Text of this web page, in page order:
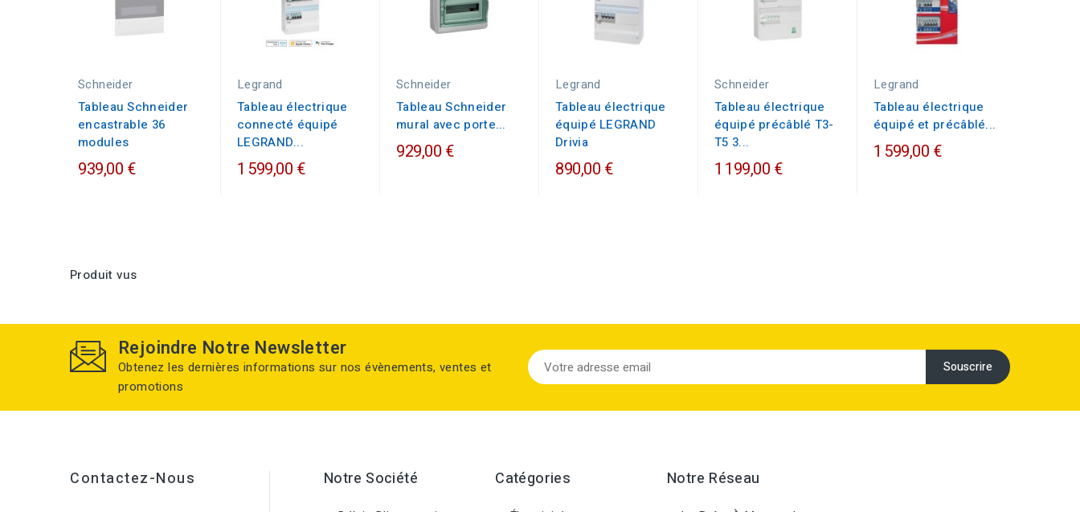
Schneider
Tableau Schneider
encastrable 36
modules
939,00 €
Legrand
Tableau électrique
connecté équipé
LEGRAND...
1 599,00 €
Schneider
Tableau Schneider
mural avec porte...
929,00 €
Legrand
Tableau électrique
équipé LEGRAND
Drivia
890,00 €
Schneider
Tableau électrique
équipé précâblé T3-
T5 3...
1 199,00 €
Legrand
Tableau électrique
équipé et précâblé...
1 599,00 €
Produit vus
Rejoindre Notre Newsletter
Obtenez les dernières informations sur nos évènements, ventes et
promotions
Contactez-Nous Notre Société Catégories Notre Réseau